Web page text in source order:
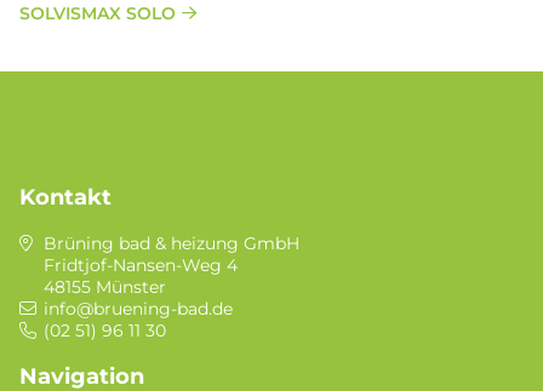
SOLVISMAX SOLO
Kontakt
Brüning bad & heizung GmbH
Fridtjof-Nansen-Weg 4
48155 Münster
info@bruening-bad.de
(02 51) 96 11 30
Navigation